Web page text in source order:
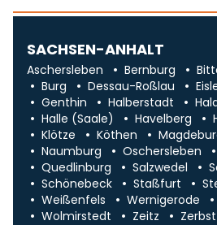
SACHSEN-ANHALT
Aschersleben Bernburg
Burg
Dessau-Roßlau
Genthin
Halberstadt
Halle (Saale)
Havelberg
Klötze
Köthen
Naumburg
Oschersleben
Quedlinburg
Salzwedel
Schönebeck
Staßfurt
Weißenfels
Wernigerode
Wolmirstedt
Zeitz Zerbst